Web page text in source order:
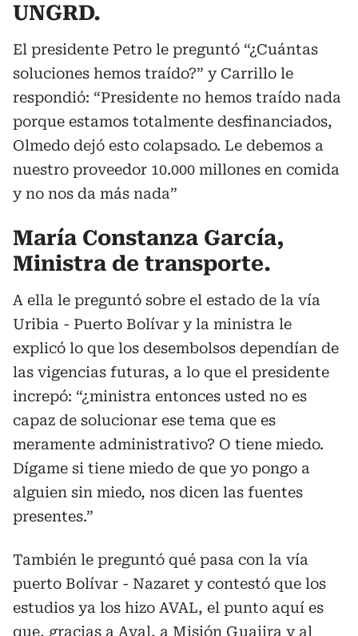
UNGRD.
El presidente Petro le preguntó “¿Cuántas
soluciones hemos traído?” y Carrillo le
respondió: “Presidente no hemos traído nada
porque estamos totalmente desfinanciados,
Olmedo dejó esto colapsado. Le debemos a
nuestro proveedor 10.000 millones en comida
y no nos da más nada”
María Constanza García,
Ministra de transporte.
A ella le preguntó sobre el estado de la vía
Uribia - Puerto Bolívar y la ministra le
explicó lo que los desembolsos dependían de
las vigencias futuras, a lo que el presidente
increpó: “¿ministra entonces usted no es
capaz de solucionar ese tema que es
meramente administrativo? O tiene miedo.
Dígame si tiene miedo de que yo pongo a
alguien sin miedo, nos dicen las fuentes
presentes.”
También le preguntó qué pasa con la vía
puerto Bolívar - Nazaret y contestó que los
estudios ya los hizo AVAL, el punto aquí es
que, gracias a Aval, a Misión Guajira y al